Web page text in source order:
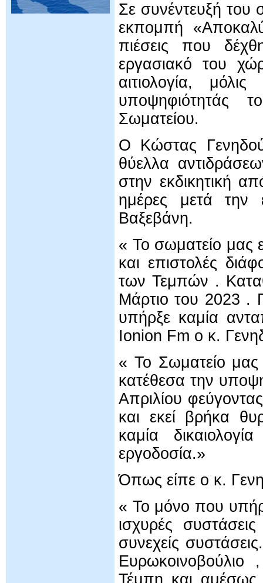
Σε συνέντευξή
εκπομπή
πιέσεις που
εργασιακό του
αιτιολογία,
υποψηφιότητάς
Σωματείου.
Ο Κώστας
θύελλα
στην εκδικητική
ημέρες μετά την
Βαξεβάνη.
« Το σωματείο μας
και επιστολές
των Τεμπών .
Μάρτιο του 2023 .
υπήρξε καμία
Ionion Fm ο κ.
« Το Σωματείο
κατέθεσα την
Απριλίου
και εκεί βρήκα
καμία
εργοδοσία.»
Όπως είπε ο κ.
« Το μόνο που
ισχυρές
συνεχείς
Ευρωκοινοβούλιο